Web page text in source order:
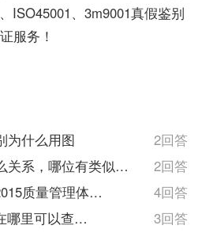
ISO45001、3m9001真假鉴别
服务！
为什么用图
2回答
关系，哪位有类似的
？
2回答
质量管理体系
4回答
哪里可以查
3回答